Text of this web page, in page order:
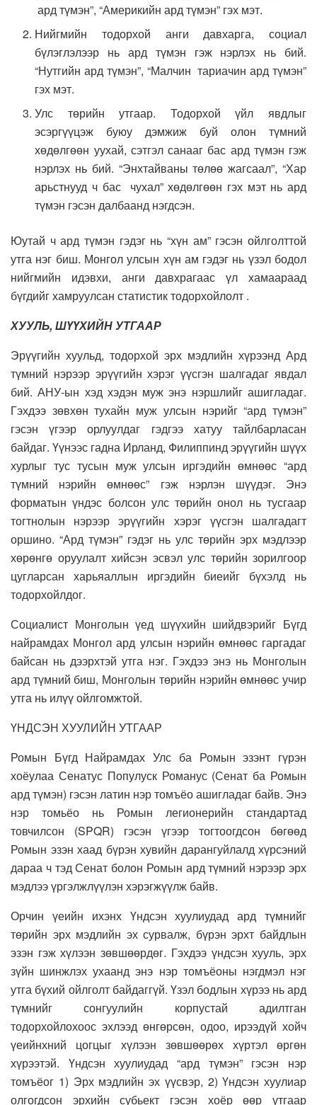
ард түмэн”, “Америкийн ард түмэн” гэх мэт.
Нийгмийн тодорхой анги давхарга, социал
бүлэглэлээр нь ард түмэн гэж нэрлэх нь бий.
“Нутгийн ард түмэн”, “Малчин тариачин ард түмэн”
гэх мэт.
Улс төрийн утгаар. Тодорхой үйл явдлыг
эсэргүүцэж буюу дэмжиж буй олон түмний
хөдөлгөөн уухай, сэтгэл санааг бас ард түмэн гэж
нэрлэх нь бий. “Энхтайваны төлөө жагсаал”, “Хар
арьстнууд ч бас чухал” хөдөлгөөн гэх мэт нь ард
түмэн гэсэн далбаанд нэгдсэн.
Юутай ч ард түмэн гэдэг нь “хүн ам” гэсэн ойлголттой
утга нэг биш. Монгол улсын хүн ам гэдэг нь үзэл бодол
нийгмийн идэвхи, анги давхрагаас үл хамаараад
бүгдийг хамруулсан статистик тодорхойлолт .
ХУУЛЬ, ШҮҮХИЙН УТГААР
Эрүүгийн хуульд, тодорхой эрх мэдлийн хүрээнд Ард
түмний нэрээр эрүүгийн хэрэг үүсгэн шалгадаг явдал
бий. АНУ-ын хэд хэдэн муж энэ нэршлийг ашигладаг.
Гэхдээ зөвхөн тухайн муж улсын нэрийг “ард түмэн”
гэсэн үгээр орлуулдаг гэдгээ хатуу тайлбарласан
байдаг. Үүнээс гадна Ирланд, Филиппинд эрүүгийн шүүх
хурлыг тус тусын муж улсын иргэдийн өмнөөс “ард
түмний нэрийн өмнөөс” гэж нэрлэн шүүдэг. Энэ
форматын үндэс болсон улс төрийн онол нь тусгаар
тогтнолын нэрээр эрүүгийн хэрэг үүсгэн шалгадагт
оршино. “Ард түмэн” гэдэг нь улс төрийн эрх мэдлээр
хөрөнгө оруулалт хийсэн эсвэл улс төрийн зорилгоор
цугларсан харьяаллын иргэдийн биеийг бүхэлд нь
тодорхойлдог.
Социалист Монголын үед шүүхийн шийдвэрийг Бүгд
найрамдах Монгол ард улсын нэрийн өмнөөс гаргадаг
байсан нь дээрхтэй утга нэг. Гэхдээ энэ нь Монголын
ард түмний биш, Монголын төрийн нэрийн өмнөөс учир
утга нь илүү ойлгомжтой.
ҮНДСЭН ХУУЛИЙН УТГААР
Ромын Бүгд Найрамдах Улс ба Ромын эзэнт гүрэн
хоёулаа Сенатус Популуск Романус (Сенат ба Ромын
ард түмэн) гэсэн латин нэр томъёо ашигладаг байв. Энэ
нэр томьёо нь Ромын легионерийн стандартад
товчилсон (SPQR) гэсэн үгээр тогтоогдсон бөгөөд
Ромын эзэн хаад бүрэн хувийн дарангуйлалд хүрсэний
дараа ч тэд Сенат болон Ромын ард түмний нэрээр эрх
мэдлээ үргэлжлүүлэн хэрэгжүүлж байв.
Орчин үеийн ихэнх Үндсэн хуулиудад ард түмнийг
төрийн эрх мэдлийн эх сурвалж, бүрэн эрхт байдлын
эзэн гэж хүлээн зөвшөөрдөг. Гэхдээ үндсэн хууль, эрх
зүйн шинжлэх ухаанд энэ нэр томъёоны нэгдмэл нэг
утга бүхий ойлголт байдаггүй. Үзэл бодлын хүрээ нь ард
түмнийг сонгуулийн корпустай адилтган
тодорхойлохоос эхлээд өнгөрсөн, одоо, ирээдүй хойч
үеийнхний цогцыг хүлээн зөвшөөрөх хүртэл өргөн
хүрээтэй. Үндсэн хуулиудад “ард түмэн” гэсэн нэр
томъёог 1) Эрх мэдлийн эх үүсвэр, 2) Үндсэн хуулиар
олгогдсон эрхийн субьект гэсэн хоёр өөр утгаар